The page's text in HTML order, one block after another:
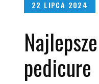
Posted
22 LIPCA 2024
pedicure